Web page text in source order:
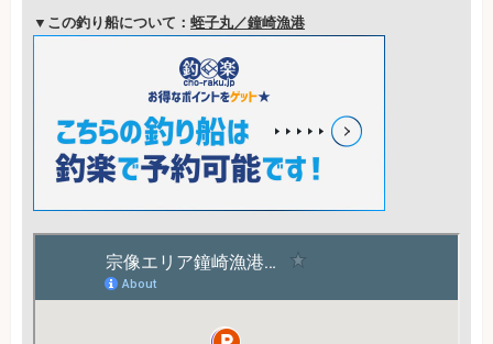
▼この釣り船について： 蛭子丸／鐘崎漁港